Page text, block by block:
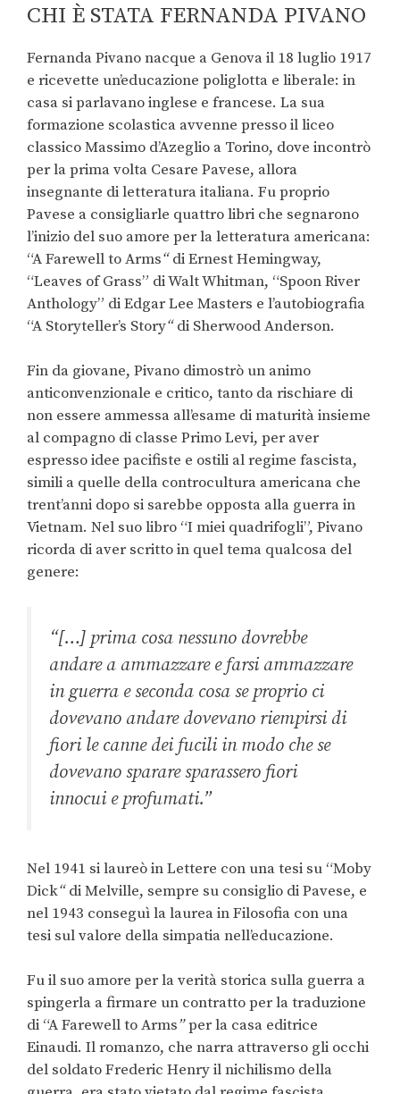
CHI È STATA FERNANDA PIVANO
Fernanda Pivano nacque a Genova il 18 luglio 1917
e ricevette un’educazione poliglotta e liberale: in
casa si parlavano inglese e francese. La sua
formazione scolastica avvenne presso il liceo
classico Massimo d’Azeglio a Torino, dove incontrò
per la prima volta Cesare Pavese, allora
insegnante di letteratura italiana. Fu proprio
Pavese a consigliarle quattro libri che segnarono
l’inizio del suo amore per la letteratura americana:
“A Farewell to Arms“di Ernest Hemingway,
“Leaves of Grass” di Walt Whitman, “Spoon River
Anthology” di Edgar Lee Masters e l’autobiografia
“A Storyteller’s Story“di Sherwood Anderson.
Fin da giovane, Pivano dimostrò un animo
anticonvenzionale e critico, tanto da rischiare di
non essere ammessa all’esame di maturità insieme
al compagno di classe Primo Levi, per aver
espresso idee pacifiste e ostili al regime fascista,
simili a quelle della controcultura americana che
trent’anni dopo si sarebbe opposta alla guerra in
Vietnam. Nel suo libro “I miei quadrifogli”, Pivano
ricorda di aver scritto in quel tema qualcosa del
genere:
“[…] prima cosa nessuno dovrebbe
andare a ammazzare e farsi ammazzare
in guerra e seconda cosa se proprio ci
dovevano andare dovevano riempirsi di
fiori le canne dei fucili in modo che se
dovevano sparare sparassero fiori
innocui e profumati.”
Nel 1941 si laureò in Lettere con una tesi su “Moby
Dick“di Melville, sempre su consiglio di Pavese, e
nel 1943 conseguì la laurea in Filosofia con una
tesi sul valore della simpatia nell’educazione.
Fu il suo amore per la verità storica sulla guerra a
spingerla a firmare un contratto per la traduzione
di “A Farewell to Arms”per la casa editrice
Einaudi. Il romanzo, che narra attraverso gli occhi
del soldato Frederic Henry il nichilismo della